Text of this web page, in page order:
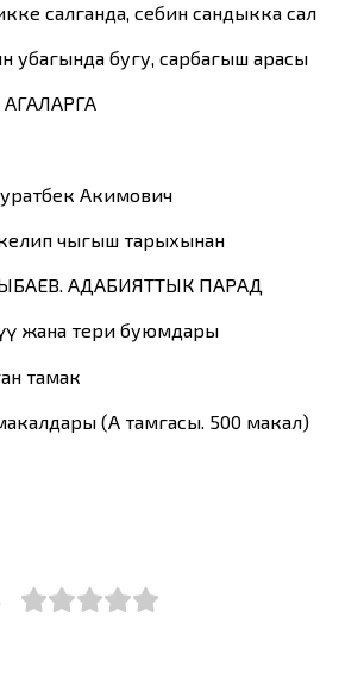
салганда, себин сандыкка сал
убагында бугу, сарбагыш арасы
Акимович
чыгыш тарыхынан
АДАБИЯТТЫК ПАРАД
жана тери буюмдары
тамак
(А тамгасы. 500 макал)